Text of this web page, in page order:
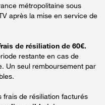
métropolitaine sous
après la mise en service de
de résiliation de 60€.
restante en cas de
Un seul remboursement par
frais de résiliation facturés